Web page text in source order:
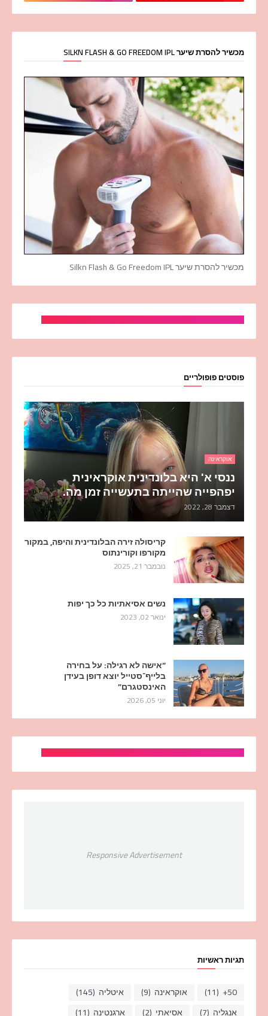
מכשיר להסרת שיער SILKN FLASH & GO FREEDOM IPL
מכשיר להסרת שיער Silkn Flash & Go Freedom IPL
פוסטים פופולריים
אוקראינה
ננסי א' היא בלונדינית אוקראינית
יפהפייה שהייתה בתעשייה זמן מה.
דצמבר 28, 2022
קריסולה זירה הבלונדינית והיפה, במקור
מקורפו וקורינתוס
נובמבר 21, 2025
נשים אסיאתיות כל כך יפות
ינואר 02, 2023
“אישה לא רגילה: על בחירה
בלייף־סטייל יוצא דופן בעידן
האינסטגרם”
יוני 05, 2026
Responsive Advertisement
תגיות ראשיות
50+
(11) אוקראינה (9) איטליה (145)
אנגליה (7) אסיאתי (2) ארגנטינה (11)